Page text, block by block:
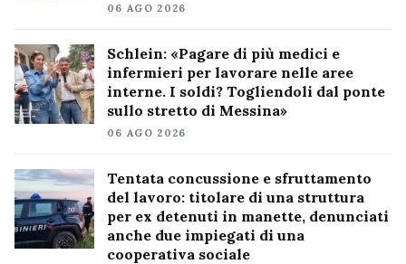
06 AGO 2026
Schlein: «Pagare di più medici e
infermieri per lavorare nelle aree
interne. I soldi? Togliendoli dal ponte
sullo stretto di Messina»
06 AGO 2026
Tentata concussione e sfruttamento
del lavoro: titolare di una struttura
per ex detenuti in manette, denunciati
anche due impiegati di una
cooperativa sociale